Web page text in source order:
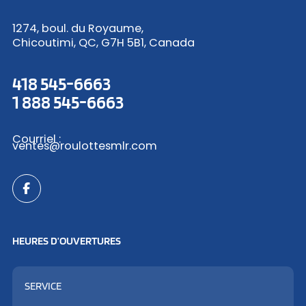
1274, boul. du Royaume,
Chicoutimi, QC, G7H 5B1, Canada
418 545-6663
1 888 545-6663
Courriel :
ventes@roulottesmlr.com
HEURES D’OUVERTURES
SERVICE